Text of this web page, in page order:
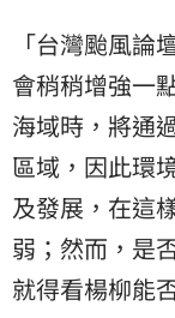
「台灣颱風
會稍稍增強一
海域時，將通
區域，因此環
及發展，在這
弱；然而，是
就得看楊柳能